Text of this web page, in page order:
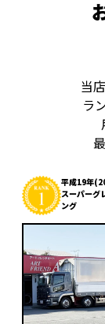
当
ラ
平成19年
スーパーグ
ング